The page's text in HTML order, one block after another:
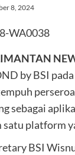
8, 2024
by BSI
sebagai
platform
BSI